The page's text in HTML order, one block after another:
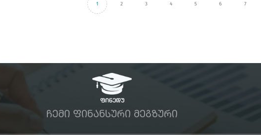
1 2 3 4 5 6 7
ᲩᲔᲛᲘ ᲤᲘᲜᲐᲜᲡᲣᲠᲘ ᲛᲔᲒᲖᲣᲠᲘ